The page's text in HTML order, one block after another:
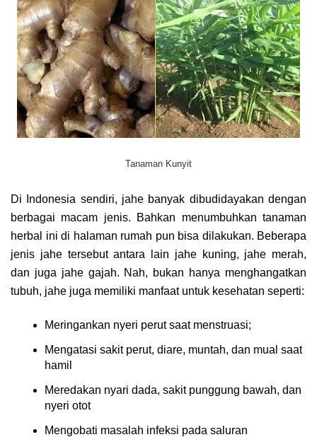
Tanaman Kunyit
Di Indonesia sendiri, jahe banyak dibudidayakan dengan
berbagai macam jenis. Bahkan menumbuhkan tanaman
herbal ini di halaman rumah pun bisa dilakukan. Beberapa
jenis jahe tersebut antara lain jahe kuning, jahe merah,
dan juga jahe gajah. Nah, bukan hanya menghangatkan
tubuh, jahe juga memiliki manfaat untuk kesehatan seperti:
Meringankan nyeri perut saat menstruasi;
Mengatasi sakit perut, diare, muntah, dan mual saat
hamil
Meredakan nyari dada, sakit punggung bawah, dan
nyeri otot
Mengobati masalah infeksi pada saluran